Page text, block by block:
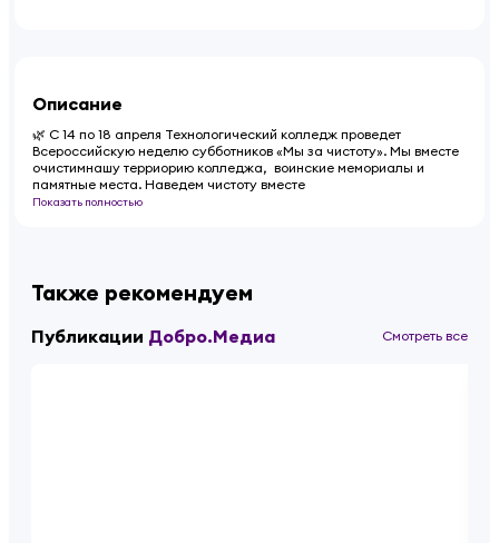
Описание
🌿 С 14 по 18 апреля Технологический колледж проведет
Всероссийскую неделю субботников «Мы за чистоту». Мы вместе
очистимнашу терриорию колледжа, воинские мемориалы и
памятные места. Наведем чистоту вместе
Показать полностью
Также рекомендуем
Публикации Добро.Медиа Смотреть все